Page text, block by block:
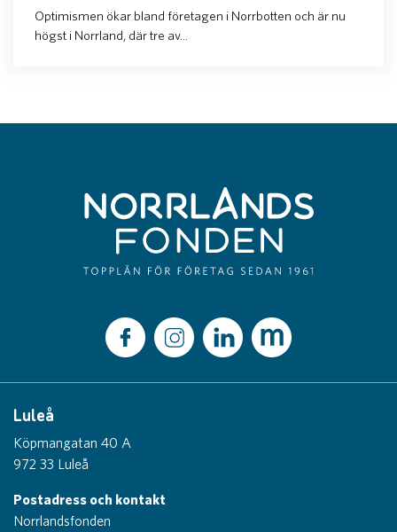
Optimismen ökar bland företagen i Norrbotten och är nu
högst i Norrland, där tre av...
Luleå
Köpmangatan 40 A
972 33 Luleå
Postadress och kontakt
Norrlandsfonden